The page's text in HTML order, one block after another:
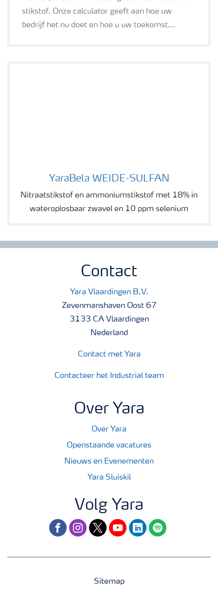
stikstof. Onze calculator geeft aan hoe uw
bedrijf het nu doet en hoe u uw toekomst...
YaraBela WEIDE-SULFAN
Nitraatstikstof en ammoniumstikstof met 18% in
wateroplosbaar zwavel en 10 ppm selenium
Contact
Yara Vlaardingen B.V.
Zevenmanshaven Oost 67
3133 CA Vlaardingen
Nederland
Contact met Yara
Contacteer het Industrial team
Over Yara
Over Yara
Openstaande vacatures
Nieuws en Evenementen
Yara Sluiskil
Volg Yara
facebookinstagram
twitteryoutubelinkedinspotify
Sitemap